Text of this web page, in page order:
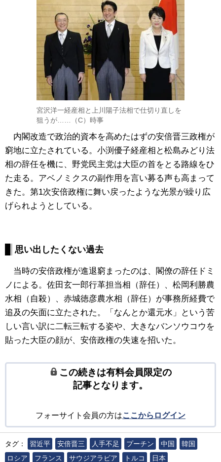
宮沢洋一経産相と上川陽子法相で仕切り直しを
狙うが……（C）時事
内閣改造で政治的資本を高めたはずの安倍晋三政権が
窮地に立たされている。小渕優子経産相と松島みどり法
相の辞任を機に、野党民主党は大臣の首をとる路線をひ
た走る。アベノミクスの副作用を言い募る声も高まって
きた。第1次安倍政権に舞い戻ったような光景が繰り広
げられようとしている。
思い出したくない過去
当時の安倍政権が進退窮まったのは、閣僚の辞任ドミ
ノによる。佐田玄一郎行革担当相（辞任）、松岡利勝農
水相（自殺）、赤城徳彦農水相（辞任）が事務所経費で
追及の矢面に立たされた。「なんとか還元水」という苦
しい言い訳に二転三転する姿や、大きなバンソウコウを
貼った大臣の顔が、安倍政権の失速を招いた。
この続きは有料会員限定の
記事となります。
フォーサイト会員の方はここからログイン
タグ： 習近平 安倍晋三 人手不足 プーチン 中国
韓国
ロシア
フランス サウジアラビア トルコ
日本